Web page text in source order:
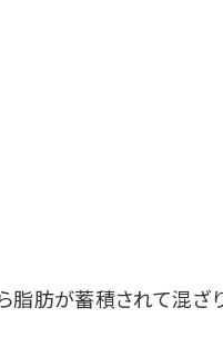
脂肪が蓄積されて混ざ